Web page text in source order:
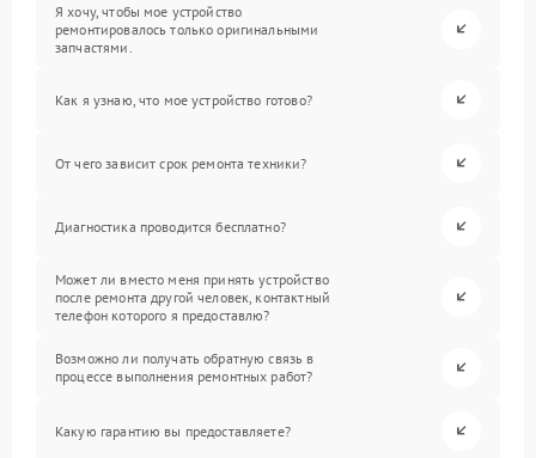
Я хочу, чтобы мое устройство
ремонтировалось только оригинальными
запчастями.
Как я узнаю, что мое устройство готово?
От чего зависит срок ремонта техники?
Диагностика проводится бесплатно?
Может ли вместо меня принять устройство
после ремонта другой человек, контактный
телефон которого я предоставлю?
Возможно ли получать обратную связь в
процессе выполнения ремонтных работ?
Какую гарантию вы предоставляете?